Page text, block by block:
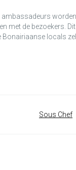
ambassadeurs worden
met de bezoekers. Dit
Bonairiaanse locals
Sous Chef